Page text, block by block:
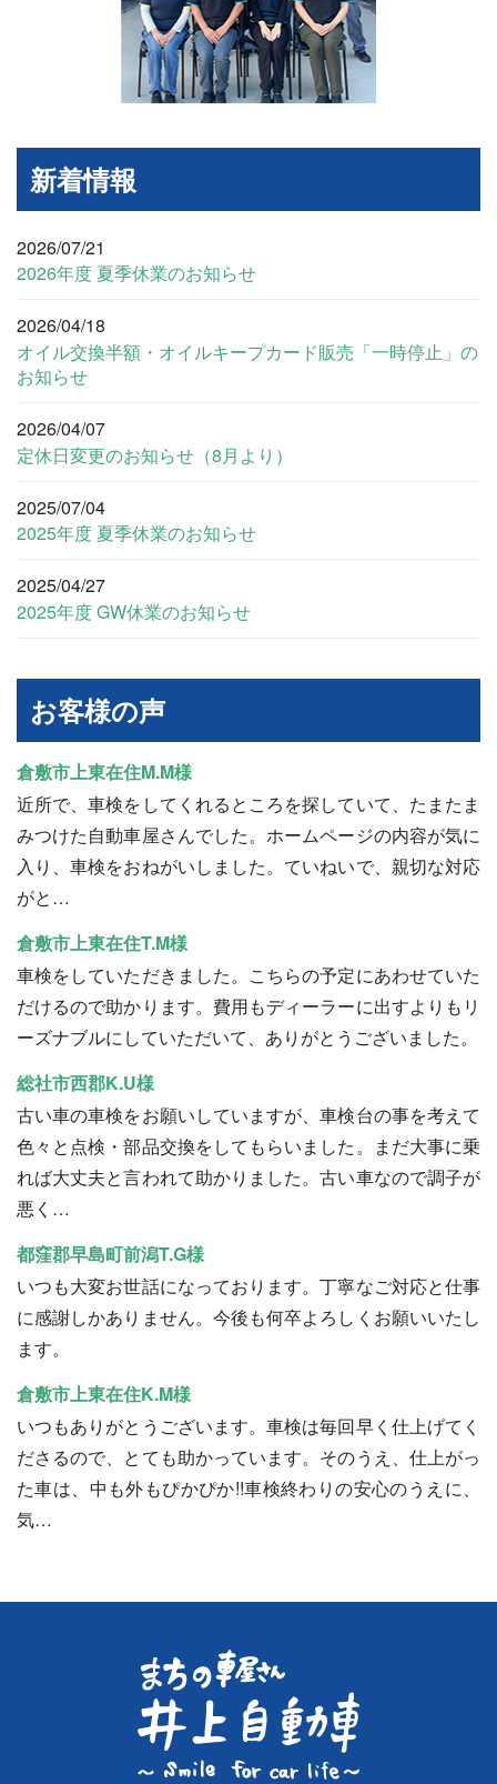
新着情報
2026/07/21
2026年度 夏季休業のお知らせ
2026/04/18
オイル交換半額・オイルキープカード販売「一時停止」の
お知らせ
2026/04/07
定休日変更のお知らせ（8月より）
2025/07/04
2025年度 夏季休業のお知らせ
2025/04/27
2025年度 GW休業のお知らせ
お客様の声
倉敷市上東在住M.M様
近所で、車検をしてくれるところを探していて、たまたま
みつけた自動車屋さんでした。ホームページの内容が気に
入り、車検をおねがいしました。ていねいで、親切な対応
がと…
倉敷市上東在住T.M様
車検をしていただきました。こちらの予定にあわせていた
だけるので助かります。費用もディーラーに出すよりもリ
ーズナブルにしていただいて、ありがとうございました。
総社市西郡K.U様
古い車の車検をお願いしていますが、車検台の事を考えて
色々と点検・部品交換をしてもらいました。まだ大事に乗
れば大丈夫と言われて助かりました。古い車なので調子が
悪く…
都窪郡早島町前潟T.G様
いつも大変お世話になっております。丁寧なご対応と仕事
に感謝しかありません。今後も何卒よろしくお願いいたし
ます。
倉敷市上東在住K.M様
いつもありがとうございます。車検は毎回早く仕上げてく
ださるので、とても助かっています。そのうえ、仕上がっ
た車は、中も外もぴかぴか!!車検終わりの安心のうえに、
気…